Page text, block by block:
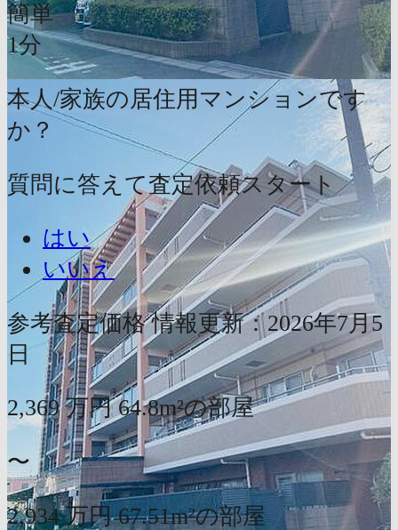
簡単
1分
本人/家族の居住用マンションです
か？
質問に答えて査定依頼スタート
はい
いいえ
参考査定価格 情報更新：2026年7月5
日
2,369 万円 64.8m²の部屋
〜
2,934 万円 67.51m²の部屋